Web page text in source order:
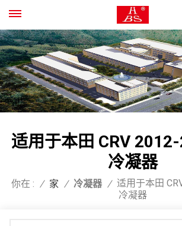
适用于本田 CRV
冷凝器
你在 : / 家 / 冷凝器 / 适用于本田
冷凝器